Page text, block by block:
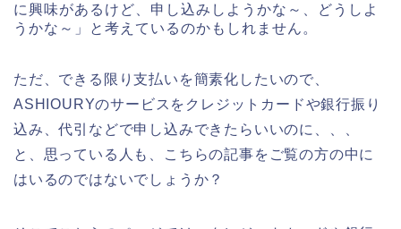
に興味があるけど、申し込みしようかな～、どうしよ
うかな～」と考えているのかもしれません。
ただ、できる限り支払いを簡素化したいので、
ASHIOURYのサービスをクレジットカードや銀行振り
込み、代引などで申し込みできたらいいのに、、、
と、思っている人も、こちらの記事をご覧の方の中に
はいるのではないでしょうか？